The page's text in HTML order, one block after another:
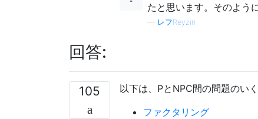
たと思います。そのよう
レフReyzin
回答:
105
以下は、PとNPC間の問題のい
ファクタリング